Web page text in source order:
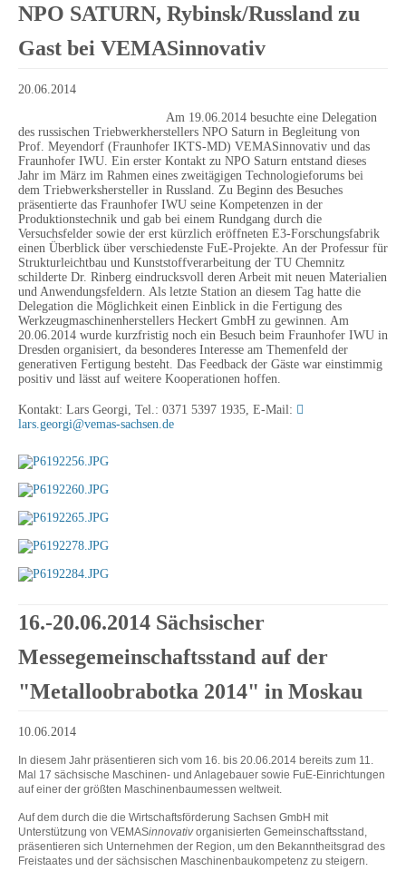
NPO SATURN, Rybinsk/Russland zu
Gast bei VEMASinnovativ
20.06.2014
Am 19.06.2014 besuchte eine Delegation
des russischen Triebwerkherstellers NPO Saturn in Begleitung von
Prof. Meyendorf (Fraunhofer IKTS-MD) VEMASinnovativ und das
Fraunhofer IWU. Ein erster Kontakt zu NPO Saturn entstand dieses
Jahr im März im Rahmen eines zweitägigen Technologieforums bei
dem Triebwerkshersteller in Russland. Zu Beginn des Besuches
präsentierte das Fraunhofer IWU seine Kompetenzen in der
Produktionstechnik und gab bei einem Rundgang durch die
Versuchsfelder sowie der erst kürzlich eröffneten E3-Forschungsfabrik
einen Überblick über verschiedenste FuE-Projekte. An der Professur für
Strukturleichtbau und Kunststoffverarbeitung der TU Chemnitz
schilderte Dr. Rinberg eindrucksvoll deren Arbeit mit neuen Materialien
und Anwendungsfeldern. Als letzte Station an diesem Tag hatte die
Delegation die Möglichkeit einen Einblick in die Fertigung des
Werkzeugmaschinenherstellers Heckert GmbH zu gewinnen. Am
20.06.2014 wurde kurzfristig noch ein Besuch beim Fraunhofer IWU in
Dresden organisiert, da besonderes Interesse am Themenfeld der
generativen Fertigung besteht. Das Feedback der Gäste war einstimmig
positiv und lässt auf weitere Kooperationen hoffen.
Kontakt: Lars Georgi, Tel.: 0371 5397 1935, E-Mail:
lars.georgi@vemas-sachsen.de
16.-20.06.2014 Sächsischer
Messegemeinschaftsstand auf der
"Metalloobrabotka 2014" in Moskau
10.06.2014
In diesem Jahr präsentieren sich vom 16. bis 20.06.2014 bereits zum 11.
Mal 17 sächsische Maschinen- und Anlagebauer sowie FuE-Einrichtungen
auf einer der größten Maschinenbaumessen weltweit.
Auf dem durch die die Wirtschaftsförderung Sachsen GmbH mit
Unterstützung von VEMASinnovativorganisierten Gemeinschaftsstand,
präsentieren sich Unternehmen der Region, um den Bekanntheitsgrad des
Freistaates und der sächsischen Maschinenbaukompetenz zu steigern.